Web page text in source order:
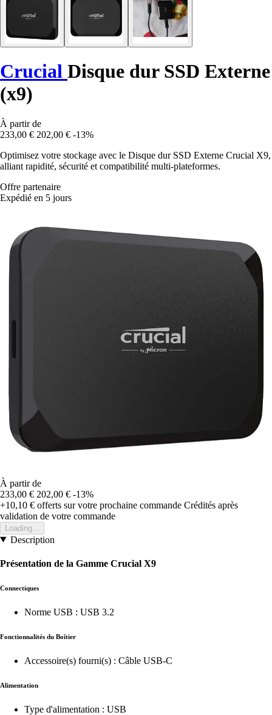
Crucial Disque dur SSD Externe
(x9)
À partir de
233,00 € 202,00 € -13%
Optimisez votre stockage avec le Disque dur SSD Externe Crucial X9,
alliant rapidité, sécurité et compatibilité multi-plateformes.
Offre partenaire
Expédié en 5 jours
À partir de
233,00 € 202,00 € -13%
+10,10 € offerts sur votre prochaine commande Crédités après
validation de votre commande
Loading...
Description
Présentation de la Gamme Crucial X9
Connectiques
Norme USB : USB 3.2
Fonctionnalités du Boîtier
Accessoire(s) fourni(s) : Câble USB-C
Alimentation
Type d'alimentation : USB